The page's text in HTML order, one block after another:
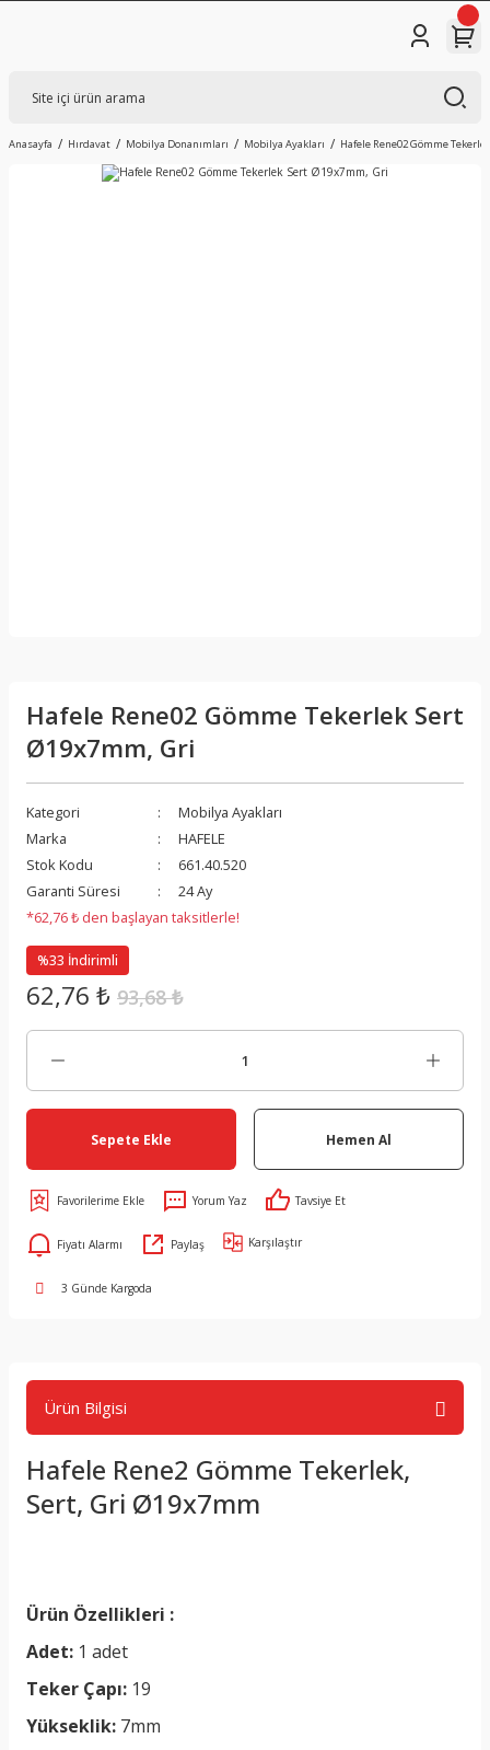
Anasayfa Hırdavat Mobilya Donanımları Mobilya Ayakları Hafele Rene02 Gömme
Hafele Rene02 Gömme Tekerlek Sert
Ø19x7mm, Gri
Kategori
Mobilya Ayakları
Marka
HAFELE
Stok Kodu
661.40.520
Garanti Süresi
24 Ay
*62,76 ₺ den başlayan taksitlerle!
%33 İndirimli
62,76 ₺ 93,68 ₺
Sepete Ekle Hemen Al
Yorum Yaz Tavsiye Et
Fiyatı Alarmı Paylaş Karşılaştır
3 Günde Kargoda
Ürün Bilgisi
Hafele Rene2 Gömme Tekerlek,
Sert, Gri Ø19x7mm
Ürün Özellikleri :
Adet: 1 adet
Teker Çapı: 19
Yükseklik: 7mm